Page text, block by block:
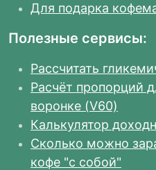
Для подарка
Полезные сервисы:
Рассчитать
Расчёт пропорций
воронке (V60)
Калькулятор
Сколько можно
кофе "с собой"